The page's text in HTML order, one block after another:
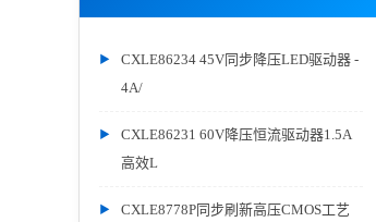
CXLE86234 45V同步降压LED驱动器 -
4A/
CXLE86231 60V降压恒流驱动器1.5A
高效L
CXLE8778P同步刷新高压CMOS工艺